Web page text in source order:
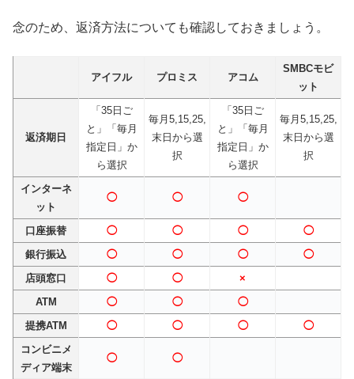
念のため、返済方法についても確認しておきましょう。
アイフル プロミス アコム
SMBCモビ
ット
返済期日
「35日ご
と」「毎月
指定日」か
ら選択
毎月5,15,25,
末日から選
択
「35日ご
と」「毎月
指定日」か
ら選択
毎月5,15,25,
末日から選
択
インターネ
ット
◯ ◯ ◯
口座振替 ◯ ◯ ◯
◯
銀行振込
◯ ◯ ◯
◯
店頭窓口
◯ ◯
×
ATM
◯ ◯
◯
提携ATM
◯ ◯ ◯
◯
コンビニメ
ディア端末
◯ ◯